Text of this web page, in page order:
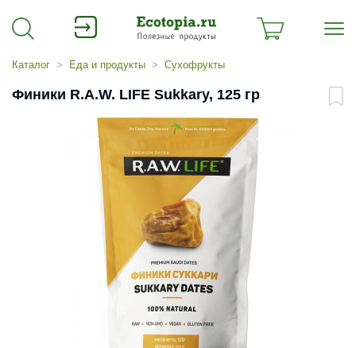
Каталог Еда и продукты Сухофрукты
Финики R.A.W. LIFE Sukkary, 125 гр